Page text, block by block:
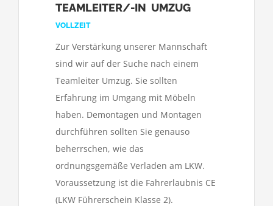
TEAMLEITER/-IN UMZUG
VOLLZEIT
Zur Verstärkung unserer Mannschaft
sind wir auf der Suche nach einem
Teamleiter Umzug. Sie sollten
Erfahrung im Umgang mit Möbeln
haben. Demontagen und Montagen
durchführen sollten Sie genauso
beherrschen, wie das
ordnungsgemäße Verladen am LKW.
Voraussetzung ist die Fahrerlaubnis CE
(LKW Führerschein Klasse 2).